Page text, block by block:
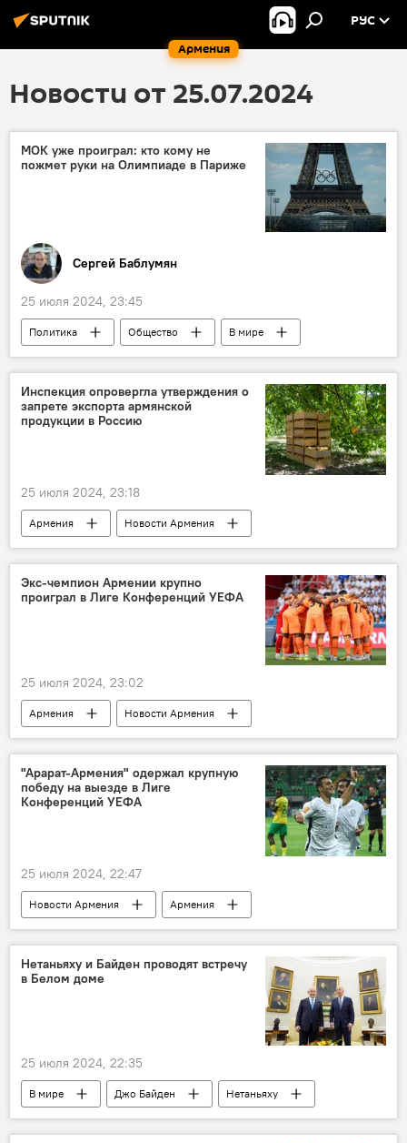
Армения
РУС
Новости от 25.07.2024
МОК уже проиграл: кто кому не
пожмет руки на Олимпиаде в Париже
Сергей Баблумян
25 июля 2024, 23:45
Политика Общество
В мире
Спорт
МОК
Олимпиада
Париж
Инспекция опровергла утверждения о
запрете экспорта армянской
продукции в Россию
25 июля 2024, 23:18
Армения
Новости Армения
Общество
Политика
Экономика
продукция
Россия
Экс-чемпион Армении крупно
проиграл в Лиге Конференций УЕФА
25 июля 2024, 23:02
Армения
Новости Армения
Общество
Спорт
Лига конференций
"Арарат-Армения" одержал крупную
победу на выезде в Лиге
Конференций УЕФА
25 июля 2024, 22:47
Новости Армения
Армения
Общество
Спорт
Лига конференций
Нетаньяху и Байден проводят встречу
в Белом доме
25 июля 2024, 22:35
В мире Джо Байден
Нетаньяху
Белый дом